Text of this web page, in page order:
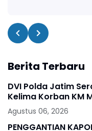
Berita Terbaru
DVI Polda Jatim
Kelima Korban KM
Agustus 06, 2026
PENGGANTIAN KAPOLRI